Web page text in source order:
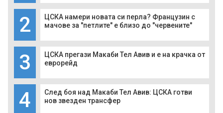
2
ЦСКА намери новата си перла? Французин с
мачове за "петлите" е близо до "червените"
3
ЦСКА прегази Макаби Тел Авив и е на крачка от
еврорейд
4
След боя над Макаби Тел Авив: ЦСКА готви
нов звезден трансфер